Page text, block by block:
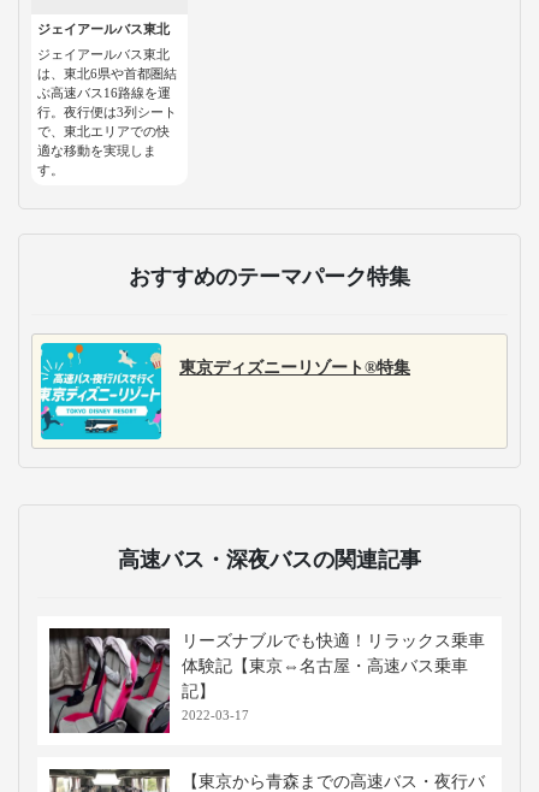
ジェイアールバス東北
ジェイアールバス東北
は、東北6県や首都圏結
ぶ高速バス16路線を運
行。夜行便は3列シート
で、東北エリアでの快
適な移動を実現しま
す。
おすすめのテーマパーク特集
東京ディズニーリゾート®特集
高速バス・深夜バスの関連記事
リーズナブルでも快適！リラックス乗車
体験記【東京⇔名古屋・高速バス乗車
記】
2022-03-17
【東京から青森までの高速バス・夜行バ